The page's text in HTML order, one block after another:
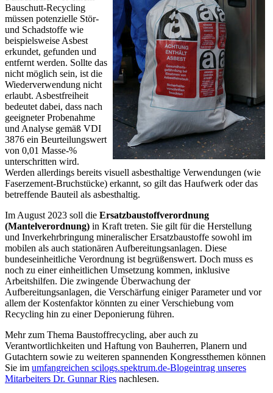
Bauschutt-Recycling
müssen potenzielle Stör-
und Schadstoffe wie
beispielsweise Asbest
erkundet, gefunden und
entfernt werden. Sollte das
nicht möglich sein, ist die
Wiederverwendung nicht
erlaubt. Asbestfreiheit
bedeutet dabei, dass nach
geeigneter Probenahme
und Analyse gemäß VDI
3876 ein Beurteilungswert
von 0,01 Masse-%
unterschritten wird.
Werden allerdings bereits visuell asbesthaltige Verwendungen (wie
Faserzement-Bruchstücke) erkannt, so gilt das Haufwerk oder das
betreffende Bauteil als asbesthaltig.
Im August 2023 soll die Ersatzbaustoffverordnung
(Mantelverordnung) in Kraft treten. Sie gilt für die Herstellung
und Inverkehrbringung mineralischer Ersatzbaustoffe sowohl im
mobilen als auch stationären Aufbereitungsanlagen. Diese
bundeseinheitliche Verordnung ist begrüßenswert. Doch muss es
noch zu einer einheitlichen Umsetzung kommen, inklusive
Arbeitshilfen. Die zwingende Überwachung der
Aufbereitungsanlagen, die Verschärfung einiger Parameter und vor
allem der Kostenfaktor könnten zu einer Verschiebung vom
Recycling hin zu einer Deponierung führen.
Mehr zum Thema Baustoffrecycling, aber auch zu
Verantwortlichkeiten und Haftung von Bauherren, Planern und
Gutachtern sowie zu weiteren spannenden Kongressthemen können
Sie im umfangreichen scilogs.spektrum.de-Blogeintrag unseres
Mitarbeiters Dr. Gunnar Ries nachlesen.